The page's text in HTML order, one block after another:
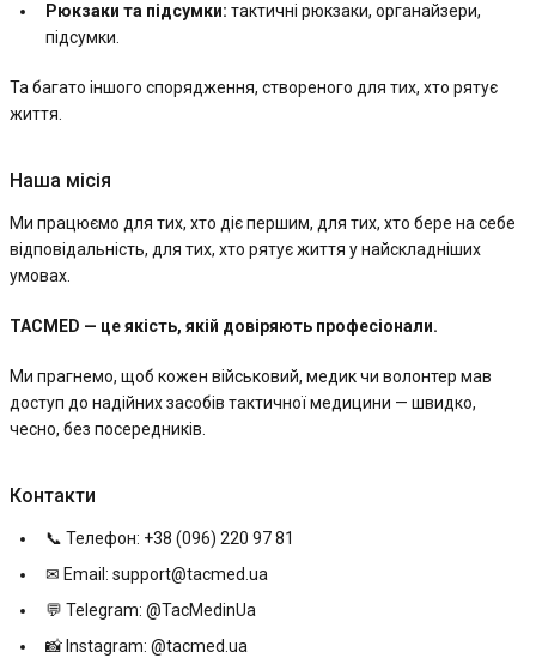
Рюкзаки та підсумки: тактичні рюкзаки, органайзери,
підсумки.
Та багато іншого спорядження, створеного для тих, хто рятує
життя.
Наша місія
Ми працюємо для тих, хто діє першим, для тих, хто бере на себе
відповідальність, для тих, хто рятує життя у найскладніших
умовах.
TACMED — це якість, якій довіряють професіонали.
Ми прагнемо, щоб кожен військовий, медик чи волонтер мав
доступ до надійних засобів тактичної медицини — швидко,
чесно, без посередників.
Контакти
📞 Телефон: +38 (096) 220 97 81
✉ Email: support@tacmed.ua
💬 Telegram: @TacMedinUa
📸 Instagram: @tacmed.ua